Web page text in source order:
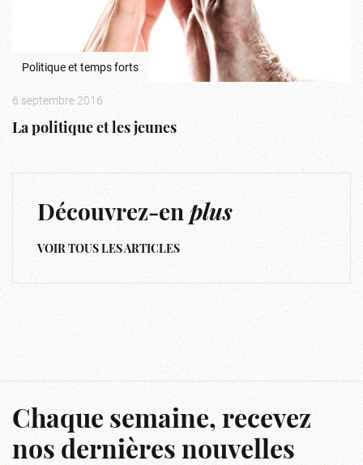
Politique et temps forts
6 septembre 2016
La politique et les jeunes
Découvrez-enplus
VOIR TOUS LES ARTICLES
Chaque semaine, recevez
nos dernières nouvelles